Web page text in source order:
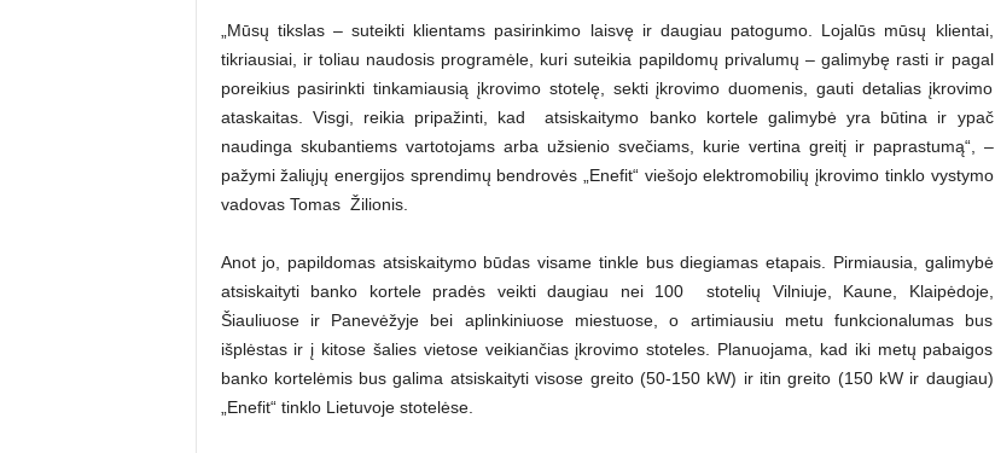
„Mūsų tikslas – suteikti klientams pasirinkimo laisvę ir daugiau patogumo. Lojalūs mūsų klientai,
tikriausiai, ir toliau naudosis programėle, kuri suteikia papildomų privalumų – galimybę rasti ir pagal
poreikius pasirinkti tinkamiausią įkrovimo stotelę, sekti įkrovimo duomenis, gauti detalias įkrovimo
ataskaitas. Visgi, reikia pripažinti, kad atsiskaitymo banko kortele galimybė yra būtina ir ypač
naudinga skubantiems vartotojams arba užsienio svečiams, kurie vertina greitį ir paprastumą“, –
pažymi žaliųjų energijos sprendimų bendrovės „Enefit“ viešojo elektromobilių įkrovimo tinklo vystymo
vadovas Tomas Žilionis.
Anot jo, papildomas atsiskaitymo būdas visame tinkle bus diegiamas etapais. Pirmiausia, galimybė
atsiskaityti banko kortele pradės veikti daugiau nei 100 stotelių Vilniuje, Kaune, Klaipėdoje,
Šiauliuose ir Panevėžyje bei aplinkiniuose miestuose, o artimiausiu metu funkcionalumas bus
išplėstas ir į kitose šalies vietose veikiančias įkrovimo stoteles. Planuojama, kad iki metų pabaigos
banko kortelėmis bus galima atsiskaityti visose greito (50-150 kW) ir itin greito (150 kW ir daugiau)
„Enefit“ tinklo Lietuvoje stotelėse.